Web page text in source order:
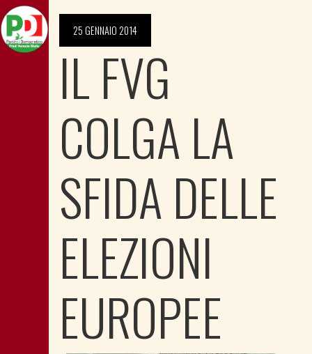
25 GENNAIO 2014
IL FVG
COLGA LA
SFIDA DELLE
ELEZIONI
EUROPEE